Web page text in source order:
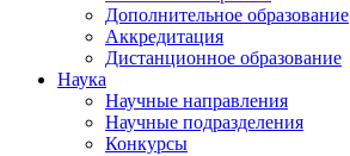
Дополнительное образование
Аккредитация
Дистанционное образование
Наука
Научные направления
Научные подразделения
Конкурсы